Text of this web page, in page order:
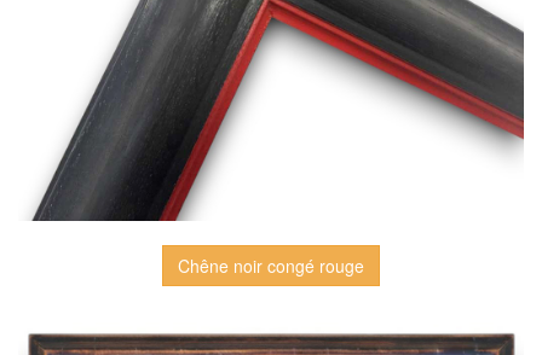
Chêne noir congé rouge